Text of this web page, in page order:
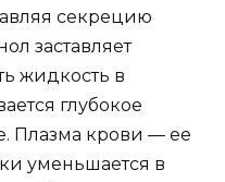
секрецию
заставляет
жидкость в
глубокое
Плазма крови — ее
уменьшается в